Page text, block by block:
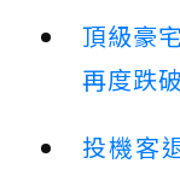
頂級豪
再度跌
投機客